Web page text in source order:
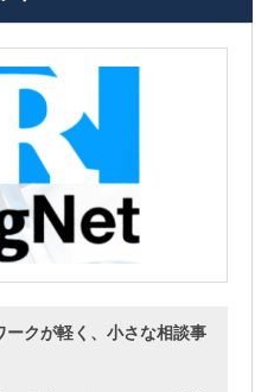
ークが軽く、小さな相談事